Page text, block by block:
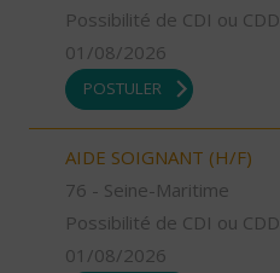
Possibilité de CDI ou CDD
01/08/2026
POSTULER
AIDE SOIGNANT (H/F)
76 - Seine-Maritime
Possibilité de CDI ou CDD
01/08/2026